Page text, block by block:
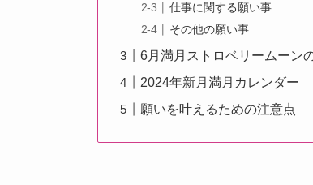
仕事に関する願い事
その他の願い事
6月満月ストロベリームーン
2024年新月満月カレンダー
願いを叶えるための注意点